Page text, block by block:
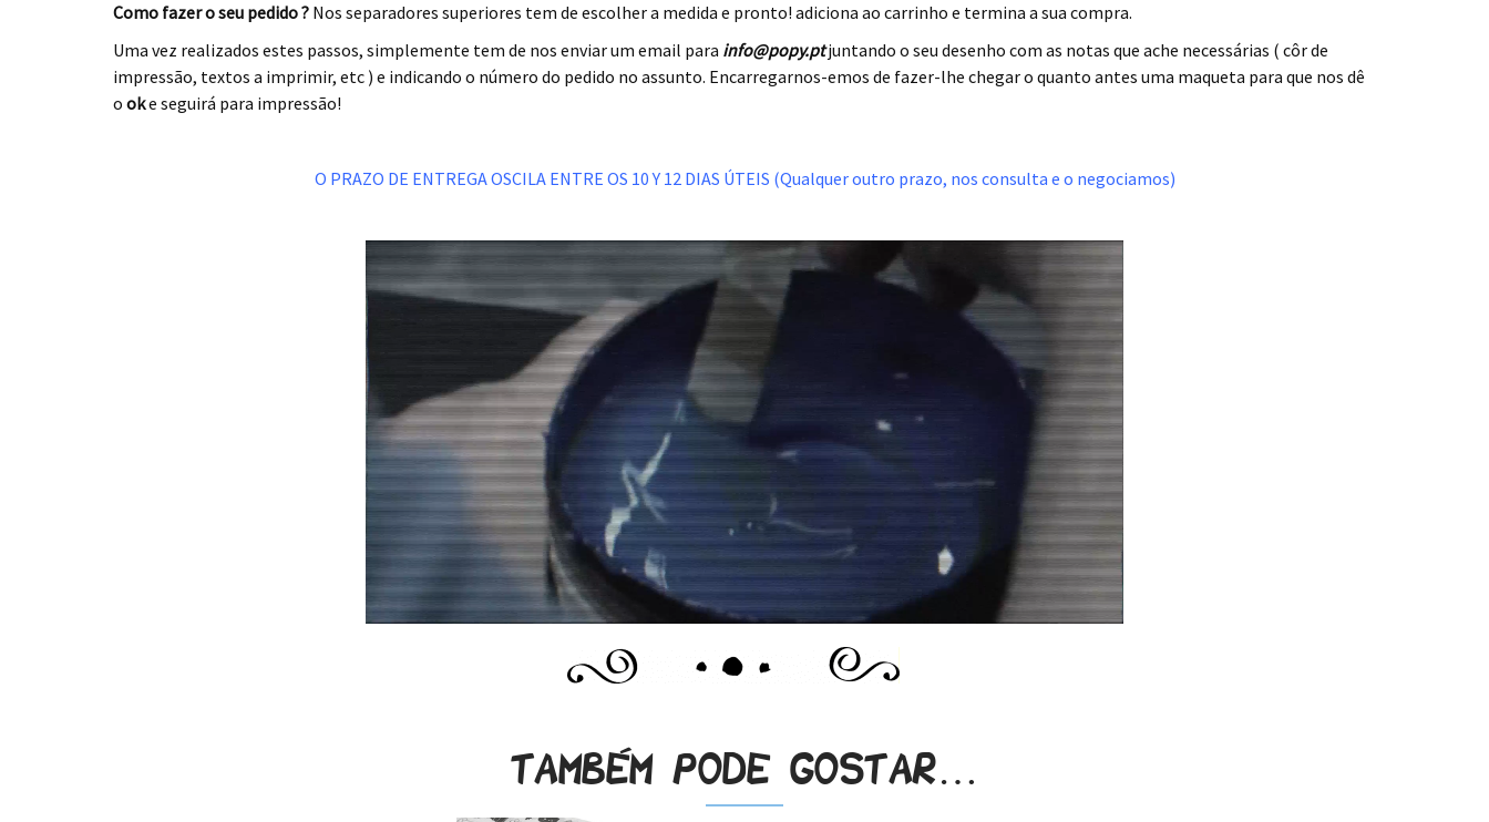
Como fazer o seu pedido ? Nos separadores superiores tem de escolher a medida e pronto! adiciona ao carrinho e termina a sua compra.
Uma vez realizados estes passos, simplemente tem de nos enviar um email para info@popy.ptjuntando o seu desenho com as notas que ache necessárias ( côr de
impressão, textos a imprimir, etc ) e indicando o número do pedido no assunto. Encarregarnos-emos de fazer-lhe chegar o quanto antes uma maqueta para que nos dê
o oke seguirá para impressão!
O PRAZO DE ENTREGA OSCILA ENTRE OS 10 Y 12 DIAS ÚTEIS (Qualquer outro prazo, nos consulta e o negociamos)
Também pode gostar…